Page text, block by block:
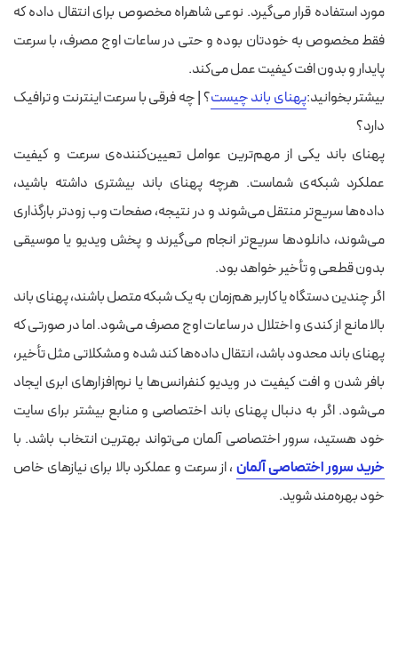
مورد استفاده قرار می‌گیرد. نوعی شاهراه مخصوص برای انتقال داده که
فقط مخصوص به خودتان بوده و حتی در ساعات اوج مصرف، با سرعت
پایدار و بدون افت کیفیت عمل می‌کند.
بیشتر بخوانید:پهنای باند چیست؟ | چه فرقی با سرعت اینترنت و ترافیک
دارد؟
پهنای باند یکی از مهم‌ترین عوامل تعیین‌کننده‌ی سرعت و کیفیت
عملکرد شبکه‌ی شماست. هرچه پهنای باند بیشتری داشته باشید،
داده‌ها سریع‌تر منتقل می‌شوند و در نتیجه، صفحات وب زودتر بارگذاری
می‌شوند، دانلودها سریع‌تر انجام می‌گیرند و پخش ویدیو یا موسیقی
بدون قطعی و تأخیر خواهد بود.
اگر چندین دستگاه یا کاربر هم‌زمان به یک شبکه متصل باشند، پهنای باند
بالا مانع از کندی و اختلال در ساعات اوج مصرف می‌شود. اما در صورتی که
پهنای باند محدود باشد، انتقال داده‌ها کند شده و مشکلاتی مثل تأخیر،
بافر شدن و افت کیفیت در ویدیو کنفرانس‌ها یا نرم‌افزارهای ابری ایجاد
می‌شود.اگر به دنبال پهنای باند اختصاصی و منابع بیشتر برای سایت
خود هستید، سرور اختصاصی آلمان می‌تواند بهترین انتخاب باشد. با
خرید سرور اختصاصی آلمان ، از سرعت و عملکرد بالا برای نیازهای خاص
خود بهره‌مند شوید.